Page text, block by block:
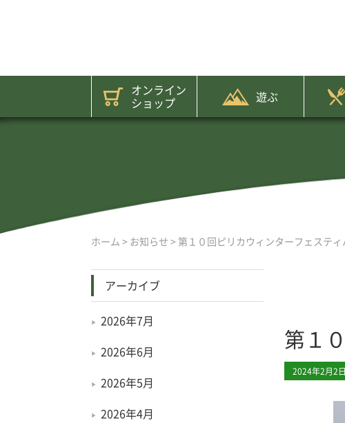
オンライン
ショップ 遊ぶ
ホーム > お知らせ > 第１０回ピリカウィンターフェスティ
第１
2024年2月2日
アーカイブ
2026年7月
2026年6月
2026年5月
2026年4月